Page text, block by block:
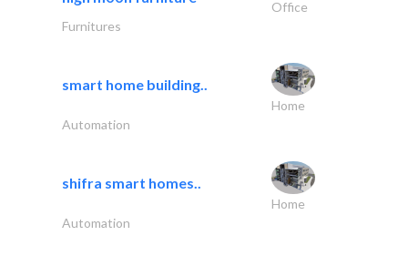
Office
Furnitures
smart home building..
Home
Automation
shifra smart homes..
Home
Automation